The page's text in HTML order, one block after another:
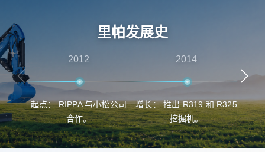
里帕发展史
2012
起点： RIPPA 与小松公司
合作。
2014
增长： 推出 R319 和 R325
挖掘机。
突